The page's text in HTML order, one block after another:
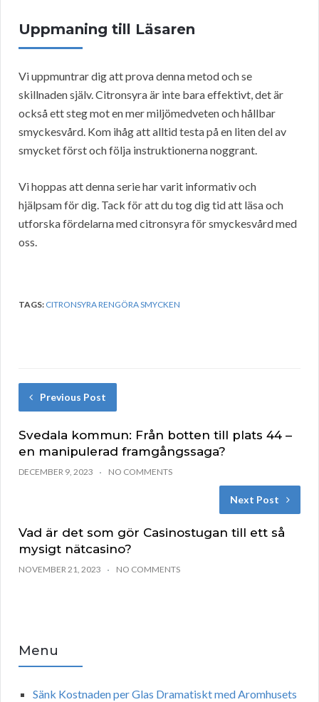
Uppmaning till Läsaren
Vi uppmuntrar dig att prova denna metod och se
skillnaden själv. Citronsyra är inte bara effektivt, det är
också ett steg mot en mer miljömedveten och hållbar
smyckesvård. Kom ihåg att alltid testa på en liten del av
smycket först och följa instruktionerna noggrant.
Vi hoppas att denna serie har varit informativ och
hjälpsam för dig. Tack för att du tog dig tid att läsa och
utforska fördelarna med citronsyra för smyckesvård med
oss.
TAGS: CITRONSYRA RENGÖRA SMYCKEN
Previous Post
Svedala kommun: Från botten till plats 44 –
en manipulerad framgångssaga?
DECEMBER 9, 2023 NO COMMENTS
Next Post
Vad är det som gör Casinostugan till ett så
mysigt nätcasino?
NOVEMBER 21, 2023 NO COMMENTS
Menu
Sänk Kostnaden per Glas Dramatiskt med Aromhusets